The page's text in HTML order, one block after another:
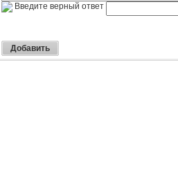
Введите верный ответ